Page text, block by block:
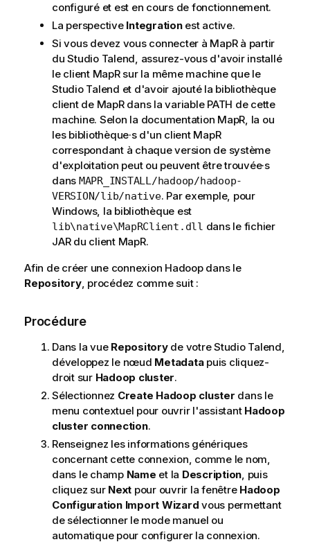
configuré et est en cours de fonctionnement.
La perspective Integration est active.
Si vous devez vous connecter à MapR à partir
duStudio Talend, assurez-vous d'avoir installé
le client MapR sur la même machine que le
Studio Talend et d'avoir ajouté la bibliothèque
client de MapR dans la variable PATH de cette
machine. Selon la documentation MapR, la ou
les bibliothèque·s d'un client MapR
correspondant à chaque version de système
d'exploitation peut ou peuvent être trouvée·s
dans MAPR_INSTALL/hadoop/hadoop-
VERSION/lib/native. Par exemple, pour
Windows, la bibliothèque est
lib\native\MapRClient.dll dans le fichier
JAR du client MapR.
Afin de créer une connexion Hadoop dans le
Repository, procédez comme suit :
Procédure
Dans la vue Repositoryde votreStudio Talend,
développez le nœud Metadatapuis cliquez-
droit sur Hadoop cluster.
Sélectionnez Create Hadoop cluster dans le
menu contextuel pour ouvrir l'assistant Hadoop
cluster connection.
Renseignez les informations génériques
concernant cette connexion, comme le nom,
dans le champ Name et la Description, puis
cliquez sur Next pour ouvrir la fenêtre Hadoop
Configuration Import Wizard vous permettant
de sélectionner le mode manuel ou
automatique pour configurer la connexion.